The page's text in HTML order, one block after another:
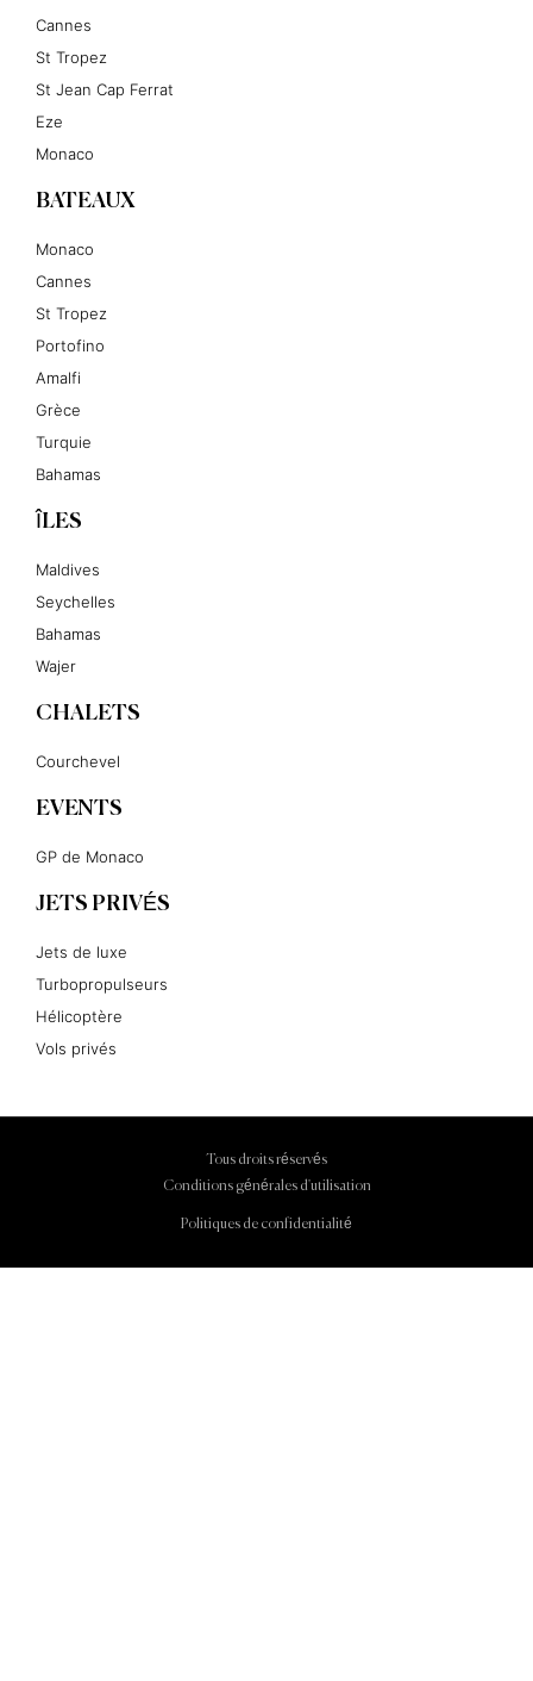
Cannes
St Tropez
St Jean Cap Ferrat
Eze
Monaco
BATEAUX
Monaco
Cannes
St Tropez
Portofino
Amalfi
Grèce
Turquie
Bahamas
ÎLES
Maldives
Seychelles
Bahamas
Wajer
CHALETS
Courchevel
EVENTS
GP de Monaco
JETS PRIVÉS
Jets de luxe
Turbopropulseurs
Hélicoptère
Vols privés
Tous droits réservés
Conditions générales d'utilisation
Politiques de confidentialité